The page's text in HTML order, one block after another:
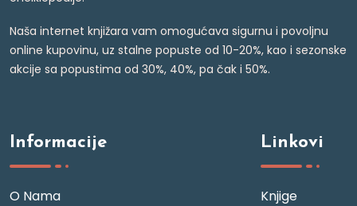
Naša internet knjižara vam omogućava sigurnu i povoljnu
online kupovinu, uz stalne popuste od 10-20%, kao i sezonske
akcije sa popustima od 30%, 40%, pa čak i 50%.
Informacije
O Nama
Linkovi
Knjige